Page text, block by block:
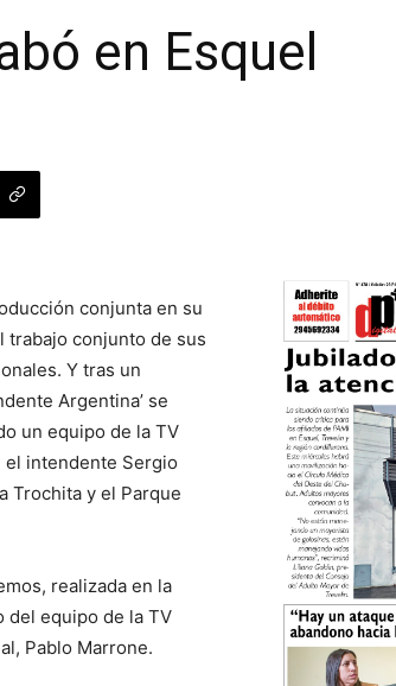
en Esquel
conjunta en su
trabajo conjunto de sus
Y tras un
Argentina’ se
un equipo de la TV
el intendente Sergio
Trochita y el Parque
realizada en la
del equipo de la TV
Pablo Marrone.